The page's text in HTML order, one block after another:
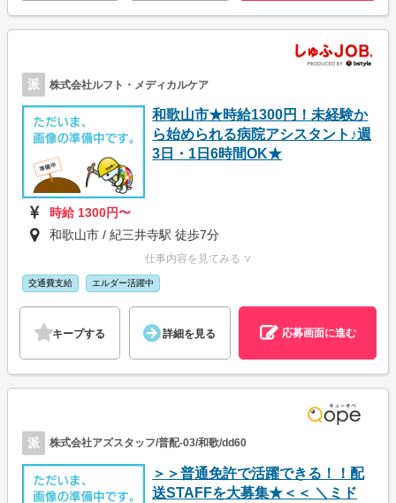
派 株式会社ルフト・メディカルケア
和歌山市★時給1300円！未経験か
ら始められる病院アシスタント♪週
3日・1日6時間OK★
時給 1300円〜
和歌山市 / 紀三井寺駅 徒歩7分
仕事内容を見てみる ∨
交通費支給 エルダー活躍中
キープする 詳細を見る 応募画面に進む
派 株式会社アズスタッフ/普配-03/和歌/dd60
＞＞普通免許で活躍できる！！配
送STAFFを大募集★＜＜ ＼ミド